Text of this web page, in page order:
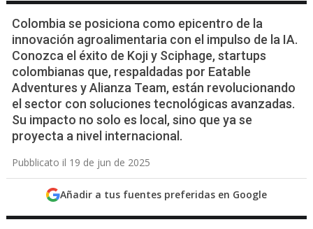
Colombia se posiciona como epicentro de la
innovación agroalimentaria con el impulso de la IA.
Conozca el éxito de Koji y Sciphage, startups
colombianas que, respaldadas por Eatable
Adventures y Alianza Team, están revolucionando
el sector con soluciones tecnológicas avanzadas.
Su impacto no solo es local, sino que ya se
proyecta a nivel internacional.
Pubblicato il 19 de jun de 2025
Añadir a tus fuentes preferidas en Google